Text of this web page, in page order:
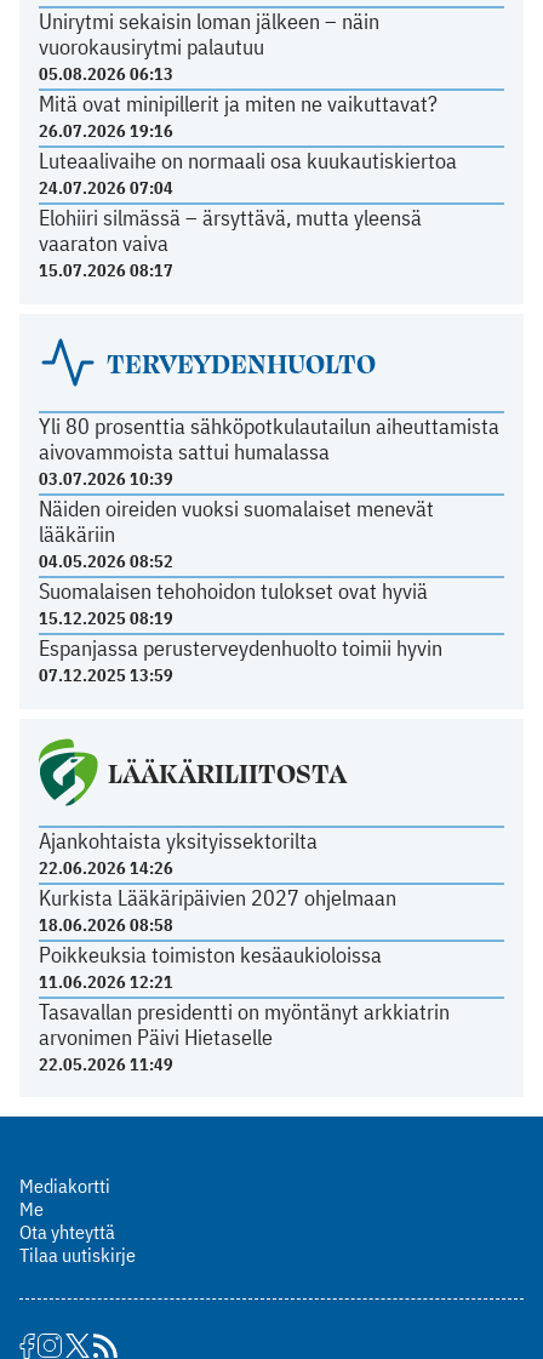
Unirytmi sekaisin loman jälkeen – näin
vuorokausirytmi palautuu
05.08.2026 06:13
Mitä ovat minipillerit ja miten ne vaikuttavat?
26.07.2026 19:16
Luteaalivaihe on normaali osa kuukautiskiertoa
24.07.2026 07:04
Elohiiri silmässä – ärsyttävä, mutta yleensä
vaaraton vaiva
15.07.2026 08:17
TERVEYDENHUOLTO
Yli 80 prosenttia sähköpotkulautailun aiheuttamista
aivovammoista sattui humalassa
03.07.2026 10:39
Näiden oireiden vuoksi suomalaiset menevät
lääkäriin
04.05.2026 08:52
Suomalaisen tehohoidon tulokset ovat hyviä
15.12.2025 08:19
Espanjassa perusterveydenhuolto toimii hyvin
07.12.2025 13:59
LÄÄKÄRILIITOSTA
Ajankohtaista yksityissektorilta
22.06.2026 14:26
Kurkista Lääkäripäivien 2027 ohjelmaan
18.06.2026 08:58
Poikkeuksia toimiston kesäaukioloissa
11.06.2026 12:21
Tasavallan presidentti on myöntänyt arkkiatrin
arvonimen Päivi Hietaselle
22.05.2026 11:49
Mediakortti
Me
Ota yhteyttä
Tilaa uutiskirje